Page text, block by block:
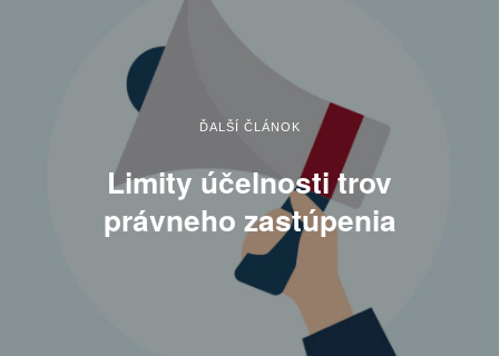
ĎALŠÍ ČLÁNOK
Limity účelnosti trov
právneho zastúpenia